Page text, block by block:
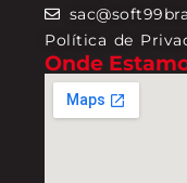
Política de
Onde